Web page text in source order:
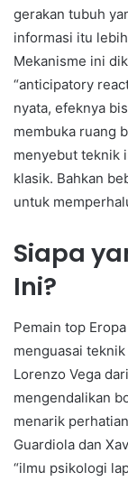
gerakan tubuh
informasi itu
Mekanisme ini
“anticipatory
nyata, efeknya
membuka ruang
menyebut teknik
klasik. Bahkan
untuk
Siapa
Ini?
Pemain top
menguasai
Lorenzo Vega
mengendalikan
menarik
Guardiola dan
“ilmu psikologi